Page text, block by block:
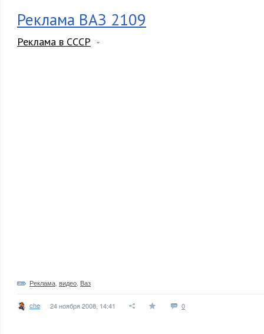
Реклама ВАЗ 2109
Реклама в СССР
Реклама видео Ваз
che 24 ноября 2008, 14:41 0